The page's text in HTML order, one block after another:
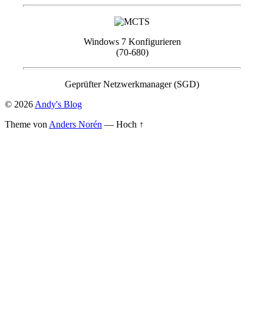
Windows 7 Konfigurieren
(70-680)
Geprüfter Netzwerkmanager (SGD)
© 2026Andy's Blog
Theme vonAnders Norén — Hoch ↑